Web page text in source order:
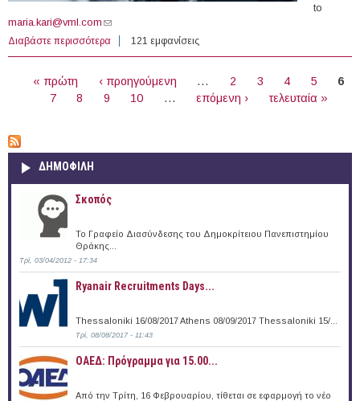
to
maria.kari@vml.com (link sends e-mail)
Διαβάστε περισσότερα για (Senior) Media Planner at WPP Media (Athens)
121 εμφανίσεις
« πρώτη ‹ προηγούμενη … 2 3 4 5
6
7
8 9 10 … επόμενη › τελευταία »
ΔΗΜΟΦΙΛΗ
Σκοπός
Το Γραφείο Διασύνδεσης του Δημοκρίτειου Πανεπιστημίου
Θράκης...
Τρί, 03/04/2012 - 17:34
Ryanair Recruitments Days...
Thessaloniki 16/08/2017 Athens 08/09/2017 Thessaloniki 15/...
Τρί, 08/08/2017 - 11:43
ΟΑΕΔ: Πρόγραμμα για 15.00...
Από την Τρίτη, 16 Φεβρουαρίου, τίθεται σε εφαρμογή το νέο